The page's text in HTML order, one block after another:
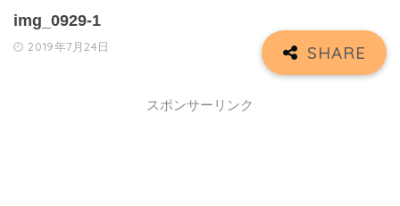
img_0929-1
2019年7月24日
スポンサーリンク